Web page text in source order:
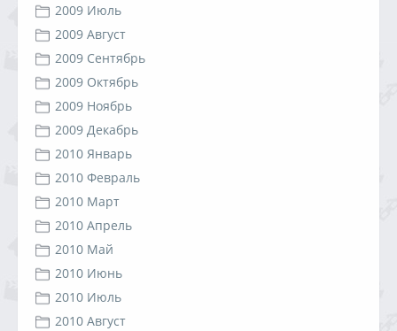
2009 Июль
2009 Август
2009 Сентябрь
2009 Октябрь
2009 Ноябрь
2009 Декабрь
2010 Январь
2010 Февраль
2010 Март
2010 Апрель
2010 Май
2010 Июнь
2010 Июль
2010 Август